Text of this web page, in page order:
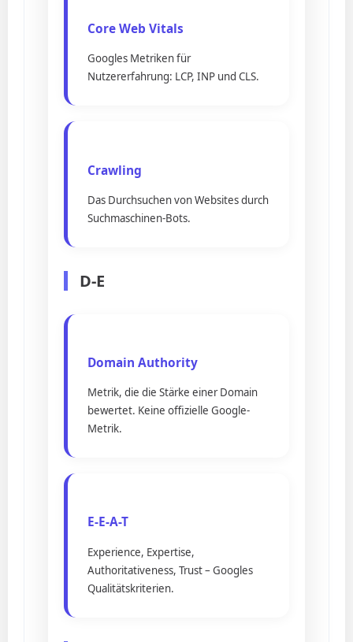
Core Web Vitals
Googles Metriken für
Nutzererfahrung: LCP, INP und CLS.
Crawling
Das Durchsuchen von Websites durch
Suchmaschinen-Bots.
D-E
Domain Authority
Metrik, die die Stärke einer Domain
bewertet. Keine offizielle Google-
Metrik.
E-E-A-T
Experience, Expertise,
Authoritativeness, Trust – Googles
Qualitätskriterien.